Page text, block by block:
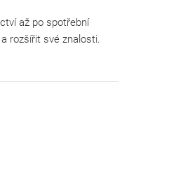
až po spotřební
rozšířit své znalosti.